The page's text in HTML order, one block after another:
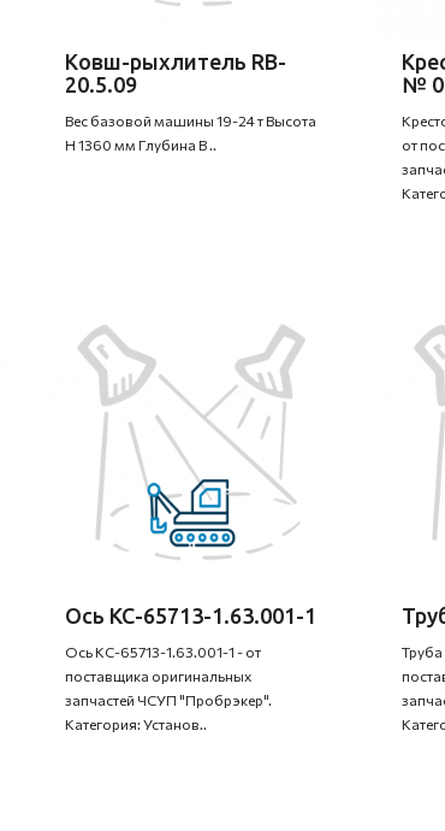
Ковш-рыхлитель RB-
20.5.09
Вес базовой машины 19-24 т Высота
H 1360 мм Глубина B ..
№
от
Ось КС-65713-1.63.001-1
Ось КС-65713-1.63.001-1 - от
поставщика оригинальных
запчастей ЧСУП "Пробрэкер".
Категория: Установ..